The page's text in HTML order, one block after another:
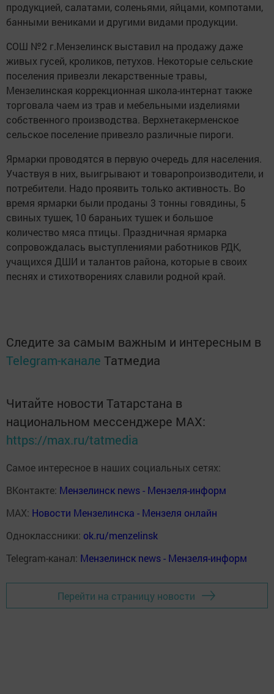
продукцией, салатами, соленьями, яйцами, компотами,
банными вениками и другими видами продукции.
СОШ №2 г.Мензелинск выставил на продажу даже
живых гусей, кроликов, петухов. Некоторые сельские
поселения привезли лекарственные травы,
Мензелинская коррекционная школа-интернат также
торговала чаем из трав и мебельными изделиями
собственного производства. Верхнетакерменское
сельское поселение привезло различные пироги.
Ярмарки проводятся в первую очередь для населения.
Участвуя в них, выигрывают и товаропроизводители, и
потребители. Надо проявить только активность. Во
время ярмарки были проданы 3 тонны говядины, 5
свиных тушек, 10 бараньих тушек и большое
количество мяса птицы. Праздничная ярмарка
сопровождалась выступлениями работников РДК,
учащихся ДШИ и талантов района, которые в своих
песнях и стихотворениях славили родной край.
Следите за самым важным и интересным в
Telegram-канале Татмедиа
Читайте новости Татарстана в
национальном мессенджере MАХ:
https://max.ru/tatmedia
Самое интересное в наших социальных сетях:
ВКонтакте: Мензелинск news - Мензеля-информ
MAX: Новости Мензелинска - Мензеля онлайн
Одноклассники: ok.ru/menzelinsk
Telegram-канал: Мензелинск news - Мензеля-информ
Перейти на страницу новости